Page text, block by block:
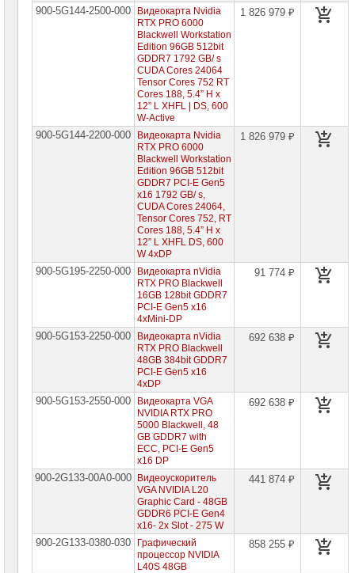
обеспечение
900-5G144-2500-000
Видеокарта Nvidia
RTX PRO 6000
Blackwell Workstation
Edition 96GB 512bit
GDDR7 1792 GB/ s
CUDA Cores 24064
Tensor Cores 752 RT
Cores 188, 5.4” H x
12” L XHFL | DS, 600
W-Active
1 826 979 ₽
900-5G144-2200-000
Видеокарта Nvidia
RTX PRO 6000
Blackwell Workstation
Edition 96GB 512bit
GDDR7 PCI-E Gen5
x16 1792 GB/ s,
CUDA Cores 24064,
Tensor Cores 752, RT
Cores 188, 5.4” H x
12” L XHFL DS, 600
W 4xDP
1 826 979 ₽
900-5G195-2250-000
Видеокарта nVidia
RTX PRO Blackwell
16GB 128bit GDDR7
PCI-E Gen5 x16
4xMini-DP
91 774 ₽
900-5G153-2250-000
Видеокарта nVidia
RTX PRO Blackwell
48GB 384bit GDDR7
PCI-E Gen5 x16
4xDP
692 638 ₽
900-5G153-2550-000
Видеокарта VGA
NVIDIA RTX PRO
5000 Blackwell, 48
GB GDDR7 with
ECC, PCI-E Gen5
x16 DP
692 638 ₽
900-2G133-00A0-000
Видеоускоритель
VGA NVIDIA L20
Graphic Card - 48GB
GDDR6 PCI-E Gen4
x16- 2x Slot - 275 W
441 874 ₽
900-2G133-0380-030
Графический
процессор NVIDIA
L40S 48GB
858 255 ₽